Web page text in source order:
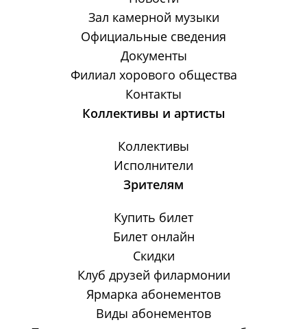
Зал камерной музыки
Официальные сведения
Документы
Филиал хорового общества
Контакты
Коллективы и артисты
Коллективы
Исполнители
Зрителям
Купить билет
Билет онлайн
Скидки
Клуб друзей филармонии
Ярмарка абонементов
Виды абонементов